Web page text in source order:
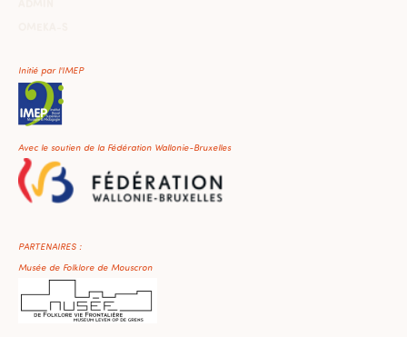
Initié par l'IMEP
Avec le soutien de la Fédération Wallonie-Bruxelles
PARTENAIRES :
Musée de Folklore de Mouscron